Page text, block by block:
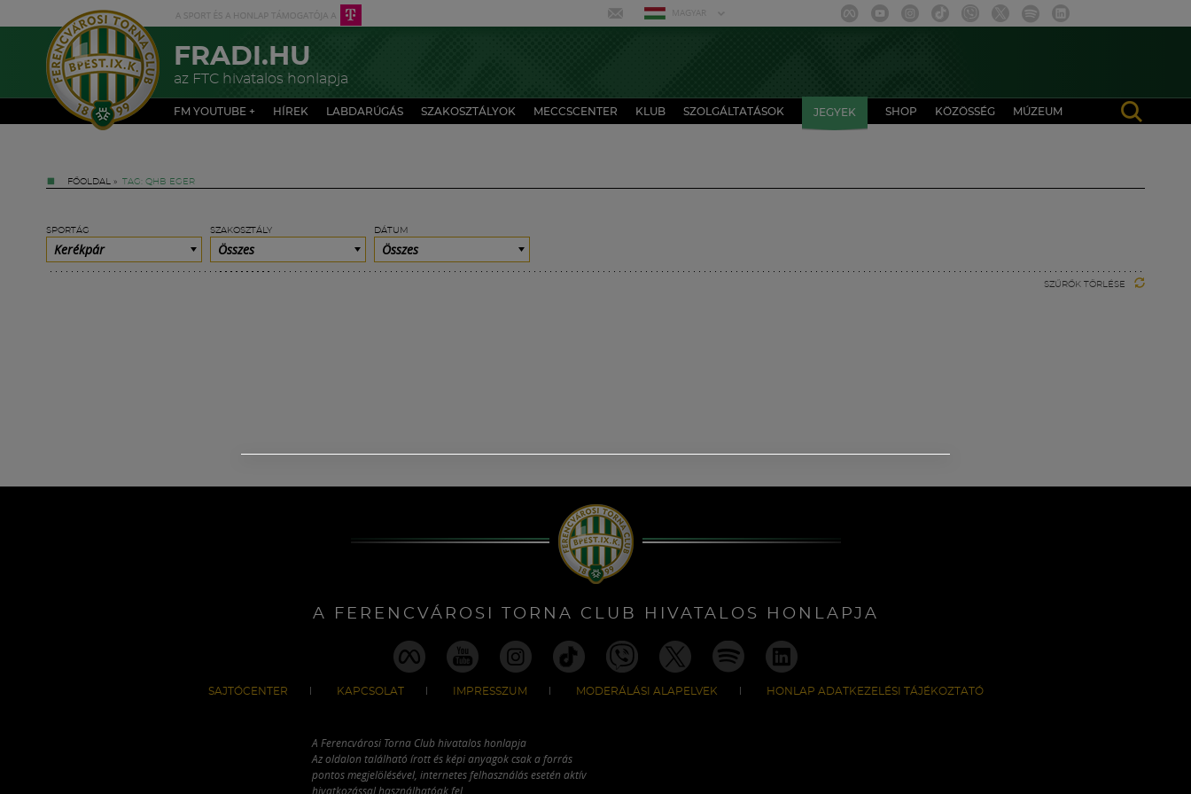
MAGYAR
FRADI.HU
az FTC hivatalos honlapja
FM YOUTUBE + HÍREK LABDARÚGÁS SZAKOSZTÁLYOK MECCSCENTER KLUB SZOLGÁLTATÁSOK JEGYEK SHOP KÖZÖSSÉG MÚZEUM
FŐOLDAL » TAG: QHB EGER
SPORTÁG
Kerékpár
SZAKOSZTÁLY
Összes
DÁTUM
Összes
SZŰRŐK TÖRLÉSE
A FERENCVÁROSI TORNA CLUB HIVATALOS HONLAPJA
SAJTÓCENTER KAPCSOLAT IMPRESSZUM MODERÁLÁSI ALAPELVEK HONLAP ADATKEZELÉSI TÁJÉKOZTATÓ
A Ferencvárosi Torna Club hivatalos honlapja
Az oldalon található írott és képi anyagok csak a forrás
pontos megjelölésével, internetes felhasználás esetén aktív
hivatkozással használhatóak fel.